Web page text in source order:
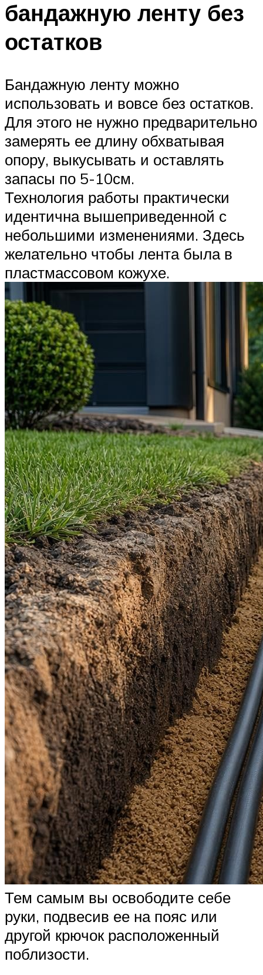
бандажную ленту без
остатков
Бандажную ленту можно
использовать и вовсе без остатков.
Для этого не нужно предварительно
замерять ее длину обхватывая
опору, выкусывать и оставлять
запасы по 5-10см.
Технология работы практически
идентична вышеприведенной с
небольшими изменениями. Здесь
желательно чтобы лента была в
пластмассовом кожухе.
Тем самым вы освободите себе
руки, подвесив ее на пояс или
другой крючок расположенный
поблизости.